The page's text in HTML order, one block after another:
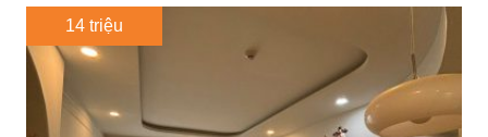
14 triệu